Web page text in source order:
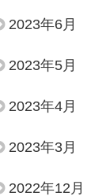
2023年6月
2023年5月
2023年4月
2023年3月
2022年12月